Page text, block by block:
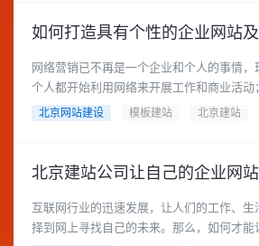
如何打造具有个性的企业网站
网络营销已不再是一个企业和个人的事情，
个人都开始利用网络来开展工作和商业活动
经不满足于只是做个网站来......
北京网站建设 模板建站 北京建站
互联网行业的迅速发展，让人们的工作、
择到网上寻找自己的未来。那么，如何才